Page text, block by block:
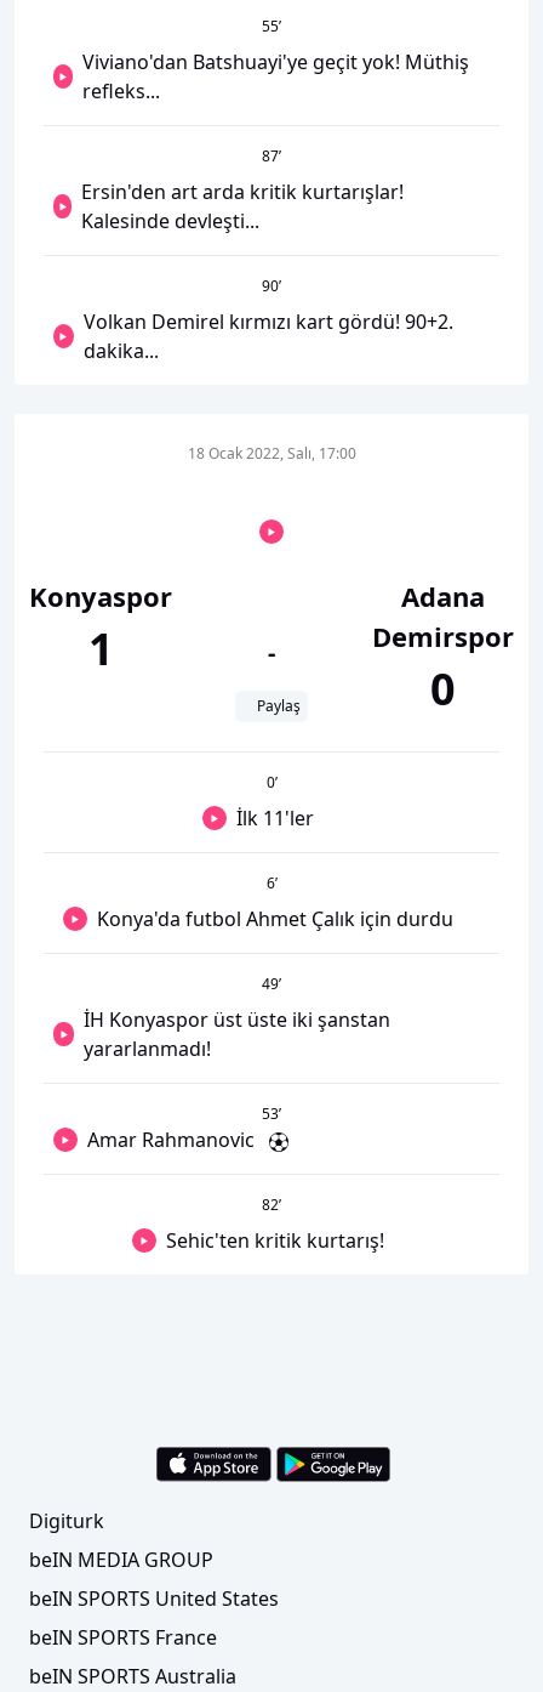
55’
Viviano'dan Batshuayi'ye geçit yok! Müthiş
refleks...
87’
Ersin'den art arda kritik kurtarışlar!
Kalesinde devleşti...
90’
Volkan Demirel kırmızı kart gördü! 90+2.
dakika...
Konyaspor
1
18 Ocak 2022, Salı, 17:00
-
Paylaş
Adana
Demirspor
0
0’
İlk 11'ler
6’
Konya'da futbol Ahmet Çalık için durdu
49’
İH Konyaspor üst üste iki şanstan
yararlanmadı!
53’
Amar Rahmanovic
82’
Sehic'ten kritik kurtarış!
Digiturk
beIN MEDIA GROUP
beIN SPORTS United States
beIN SPORTS France
beIN SPORTS Australia